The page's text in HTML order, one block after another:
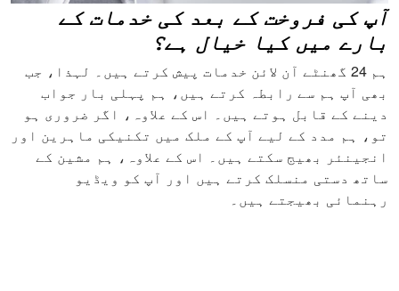
آپ کی فروخت کے بعد کی خدمات کے
بارے میں کیا خیال ہے؟
ہم 24 گھنٹے آن لائن خدمات پیش کرتے ہیں۔ لہذا، جب
بھی آپ ہم سے رابطہ کرتے ہیں، ہم پہلی بار جواب
دینے کے قابل ہوتے ہیں۔ اس کے علاوہ، اگر ضروری ہو
تو، ہم مدد کے لیے آپ کے ملک میں تکنیکی ماہرین اور
انجینئر بھیج سکتے ہیں۔ اس کے علاوہ، ہم مشین کے
ساتھ دستی منسلک کرتے ہیں اور آپ کو ویڈیو
رہنمائی بھیجتے ہیں۔